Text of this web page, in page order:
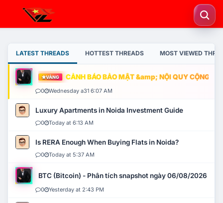
LATEST THREADS HOTTEST THREADS MOST VIEWED
VÀNG CẢNH BÁO BẢO MẬT &amp; NỘI QUY CỘNG
0 Wednesday a31 6:07 AM
Luxury Apartments in Noida Investment Guide
0 Today at 6:13 AM
Is RERA Enough When Buying Flats in Noida?
0 Today at 5:37 AM
BTC (Bitcoin) - Phân tích snapshot ngày 06/08/2026
0 Yesterday at 2:43 PM